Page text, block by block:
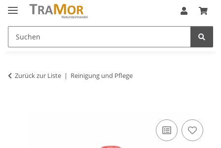
Zurück zur Liste Reinigung und Pflege